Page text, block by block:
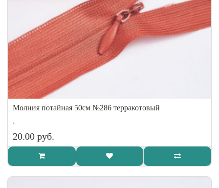
Молния потайная 50см №286 терракотовый
..
20.00 руб.